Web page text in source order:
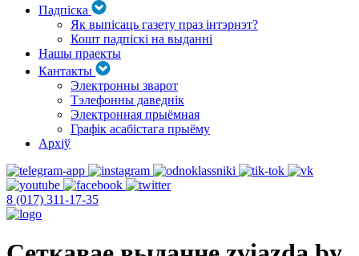
Падпіска
Як выпісаць газету праз інтэрнэт?
Кошт падпіскі на выданні
Нашы праекты
Кантакты
Электронны зварот
Тэлефонны даведнік
Электронная прыёмная
Графік асабістага прыёму
Архіў
8 (017) 311-17-35